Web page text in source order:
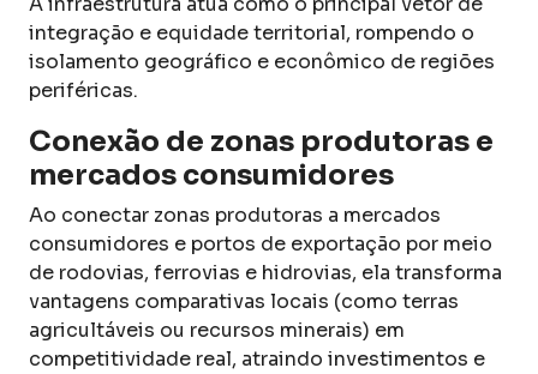
integração e equidade territorial, rompendo o
isolamento geográfico e econômico de regiões
periféricas.
Conexão de zonas produtoras e
mercados consumidores
Ao conectar zonas produtoras a mercados
consumidores e portos de exportação por meio
de rodovias, ferrovias e hidrovias, ela transforma
vantagens comparativas locais (como terras
agricultáveis ou recursos minerais) em
competitividade real, atraindo investimentos e